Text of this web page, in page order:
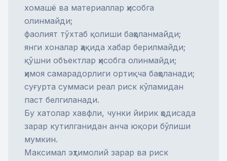
хомашё ва материаллар ҳисобга
олинмайди;
фаолият тўхтаб қолиши баҳоланмайди;
янги хоналар ҳақида хабар берилмайди;
қўшни объектлар ҳисобга олинмайди;
ҳимоя самарадорлиги ортиқча баҳоланади;
суғурта суммаси реал риск кўламидан
паст белгиланади.
Бу хатолар хавфли, чунки йирик ҳодисада
зарар кутилганидан анча юқори бўлиши
мумкин.
Максимал эҳтимолий зарар ва риск